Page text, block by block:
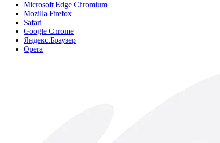
Microsoft Edge Chromium
Mozilla Firefox
Safari
Google Chrome
Яндекс.Браузер
Opera